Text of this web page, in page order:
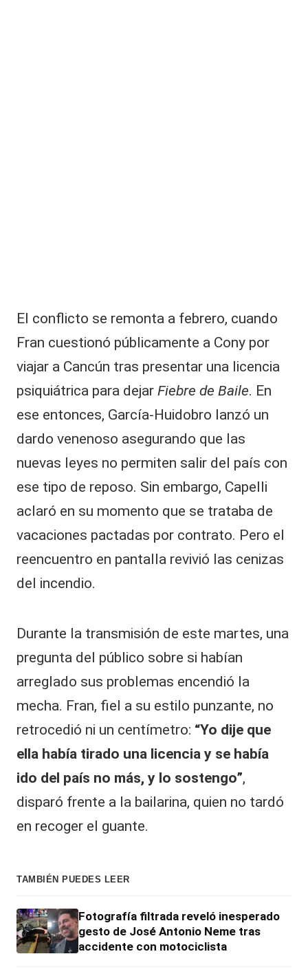
El conflicto se remonta a febrero, cuando
Fran cuestionó públicamente a Cony por
viajar a Cancún tras presentar una licencia
psiquiátrica para dejar Fiebre de Baile. En
ese entonces, García-Huidobro lanzó un
dardo venenoso asegurando que las
nuevas leyes no permiten salir del país con
ese tipo de reposo. Sin embargo, Capelli
aclaró en su momento que se trataba de
vacaciones pactadas por contrato. Pero el
reencuentro en pantalla revivió las cenizas
del incendio.
Durante la transmisión de este martes, una
pregunta del público sobre si habían
arreglado sus problemas encendió la
mecha. Fran, fiel a su estilo punzante, no
retrocedió ni un centímetro: “Yo dije que
ella había tirado una licencia y se había
ido del país no más, y lo sostengo”,
disparó frente a la bailarina, quien no tardó
en recoger el guante.
TAMBIÉN PUEDES LEER
Fotografía filtrada reveló inesperado
gesto de José Antonio Neme tras
accidente con motociclista